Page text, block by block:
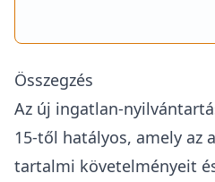
Összegzés
Az új ingatlan-
15-től hatályos, amely az
tartalmi követelményeit